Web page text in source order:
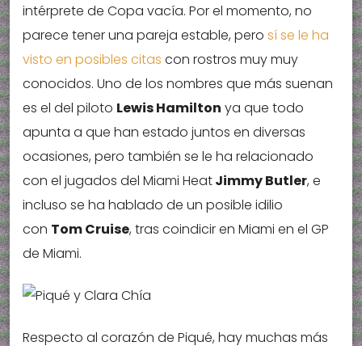
intérprete de Copa vacía. Por el momento, no
parece tener una pareja estable, pero sí se le ha
visto en posibles citas con rostros muy muy
conocidos. Uno de los nombres que más suenan
es el del piloto Lewis Hamilton ya que todo
apunta a que han estado juntos en diversas
ocasiones, pero también se le ha relacionado
con el jugados del Miami HeatJimmy Butler, e
incluso se ha hablado de un posible idilio
con Tom Cruise, tras coindicir en Miami en el GP
de Miami.
Respecto al corazón de Piqué, hay muchas más